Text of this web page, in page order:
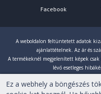
Facebook
A weboldalon feltüntetett adatok
ajánlattételnek. Az ár és
A termékeknél megjelenített képek
lévő esetleges
Ez a webhely a böngészés